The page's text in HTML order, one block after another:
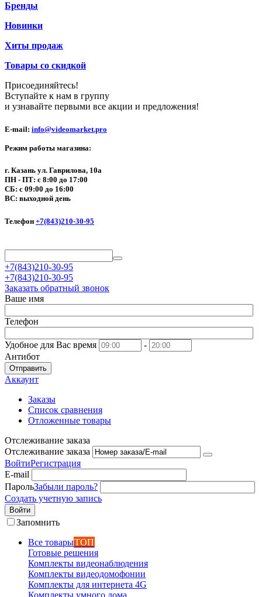
Бренды
Новинки
Хиты продаж
Товары со скидкой
Присоединяйтесь!
Вступайте к нам в группу
и узнавайте первыми все акции и предложения!
E-mail: info@videomarket.pro
Режим работы магазина:
г. Казань ул. Гаврилова, 10а
ПН - ПТ: с 8:00 до 17:00
СБ: с 09:00 до 16:00
ВС: выходной день
Телефон +7(843)210-30-95
+7(843)210-30-95
+7(843)210-30-95
Заказать обратный звонок
Ваше имя
Телефон
Удобное для Вас время
-
Антибот
Отправить
Аккаунт
Заказы
Список сравнения
Отложенные товары
Отслеживание заказа
Отслеживание заказа
ВойтиРегистрация
E-mail
ПарольЗабыли пароль?
Создать учетную запись
Войти
Запомнить
Все товарыТОП
Готовые решения
Комплекты видеонаблюдения
Комплекты видеодомофонии
Комплекты для интернета 4G
Комплекты умного дома